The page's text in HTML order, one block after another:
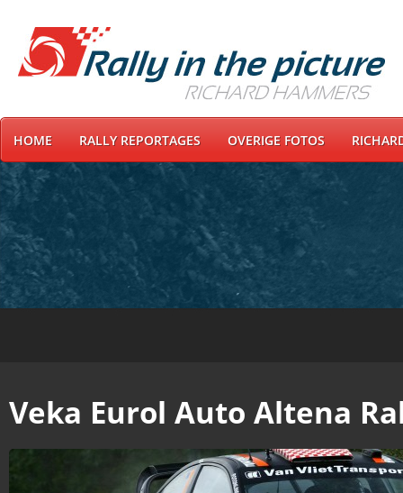
HOME RALLY REPORTAGES OVERIGE FOTOS
Veka Eurol Auto Altena